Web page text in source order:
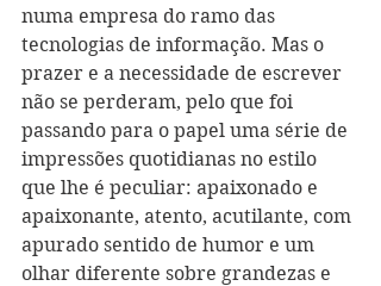
numa empresa do ramo das
tecnologias de informação. Mas o
prazer e a necessidade de escrever
não se perderam, pelo que foi
passando para o papel uma série de
impressões quotidianas no estilo
que lhe é peculiar: apaixonado e
apaixonante, atento, acutilante, com
apurado sentido de humor e um
olhar diferente sobre grandezas e